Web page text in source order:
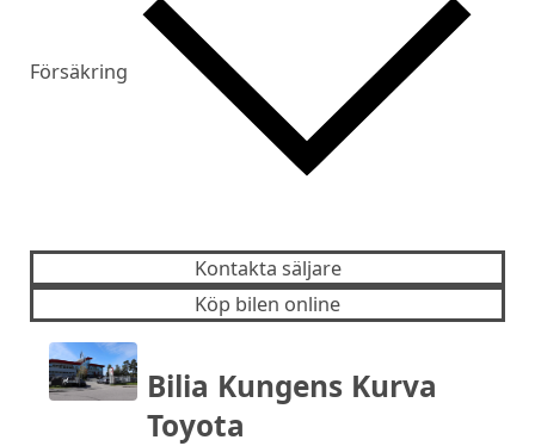
Försäkring
Kontakta säljare
Köp bilen online
Bilia Kungens Kurva
Toyota